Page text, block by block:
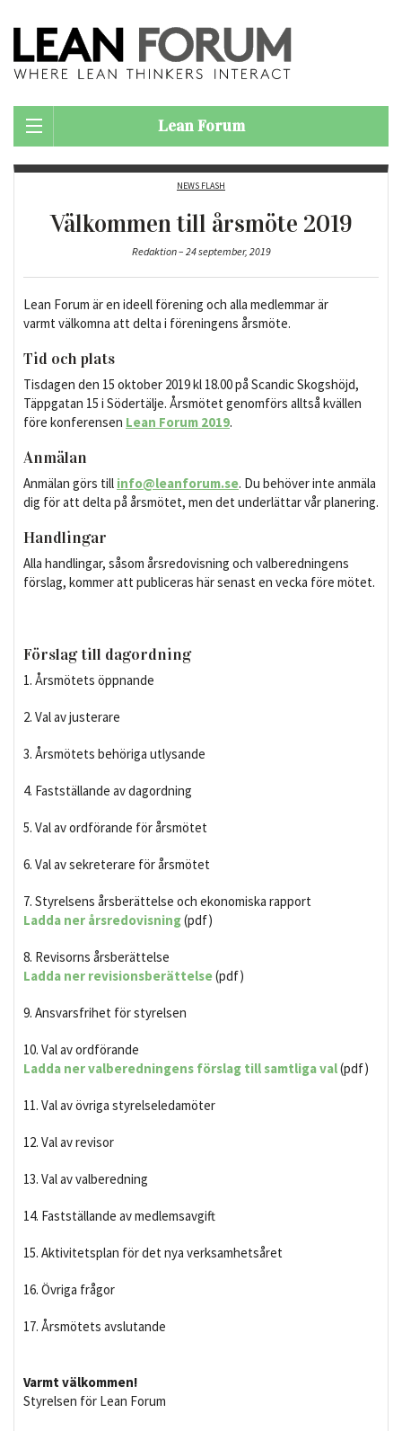
Lean Forum
NEWS FLASH
Välkommen till årsmöte 2019
Redaktion – 24 september, 2019
Lean Forum är en ideell förening och alla medlemmar är
varmt välkomna att delta i föreningens årsmöte.
Tid och plats
Tisdagen den 15 oktober 2019 kl 18.00 på Scandic Skogshöjd,
Täppgatan 15 i Södertälje. Årsmötet genomförs alltså kvällen
före konferensen Lean Forum 2019.
Anmälan
Anmälan görs till info@leanforum.se. Du behöver inte anmäla
dig för att delta på årsmötet, men det underlättar vår planering.
Handlingar
Alla handlingar, såsom årsredovisning och valberedningens
förslag, kommer att publiceras här senast en vecka före mötet.
Förslag till dagordning
1. Årsmötets öppnande
2. Val av justerare
3. Årsmötets behöriga utlysande
4. Fastställande av dagordning
5. Val av ordförande för årsmötet
6. Val av sekreterare för årsmötet
7. Styrelsens årsberättelse och ekonomiska rapport
Ladda ner årsredovisning(pdf)
8. Revisorns årsberättelse
Ladda ner revisionsberättelse(pdf)
9. Ansvarsfrihet för styrelsen
10. Val av ordförande
Ladda ner valberedningens förslag till samtliga val(pdf)
11. Val av övriga styrelseledamöter
12. Val av revisor
13. Val av valberedning
14. Fastställande av medlemsavgift
15. Aktivitetsplan för det nya verksamhetsåret
16. Övriga frågor
17. Årsmötets avslutande
Varmt välkommen!
Styrelsen för Lean Forum